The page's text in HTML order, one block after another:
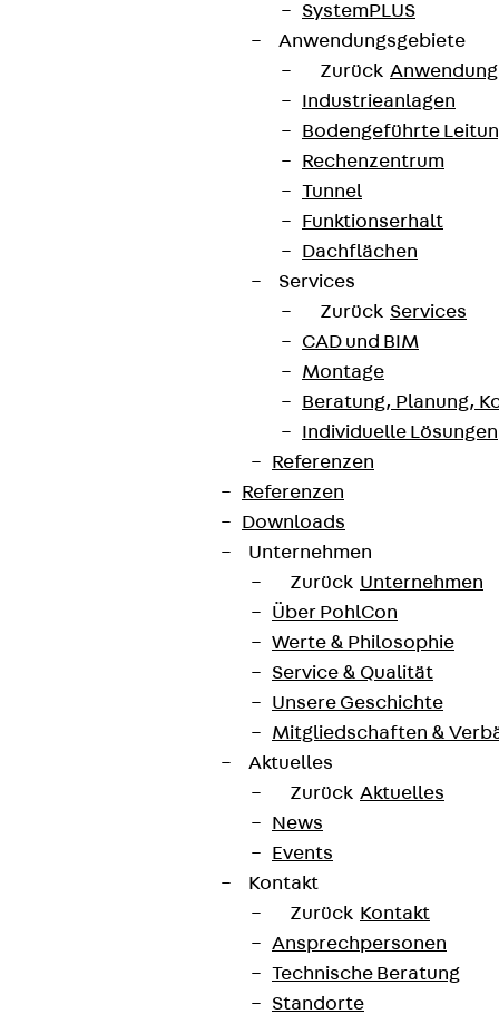
SystemPLUS
Anwendungsgebiete
Zurück
Industrieanlagen
Bodengeführte
Rechenzentrum
Tunnel
Funktionserhalt
Dachflächen
Services
Zurück Services
CAD und BIM
Montage
Beratung, Planung,
Individuelle Lösungen
Referenzen
Referenzen
Downloads
Unternehmen
Zurück Unternehmen
Über PohlCon
Werte & Philosophie
Service & Qualität
Unsere Geschichte
Mitgliedschaften &
Aktuelles
Zurück Aktuelles
News
Events
Kontakt
Zurück Kontakt
Ansprechpersonen
Technische Beratung
Standorte